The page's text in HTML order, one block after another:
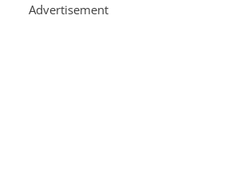
Advertisement